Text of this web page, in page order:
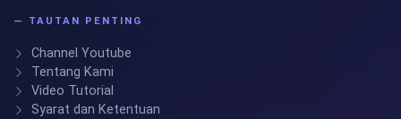
— TAUTAN PENTING
Channel Youtube
Tentang Kami
Video Tutorial
Syarat dan Ketentuan